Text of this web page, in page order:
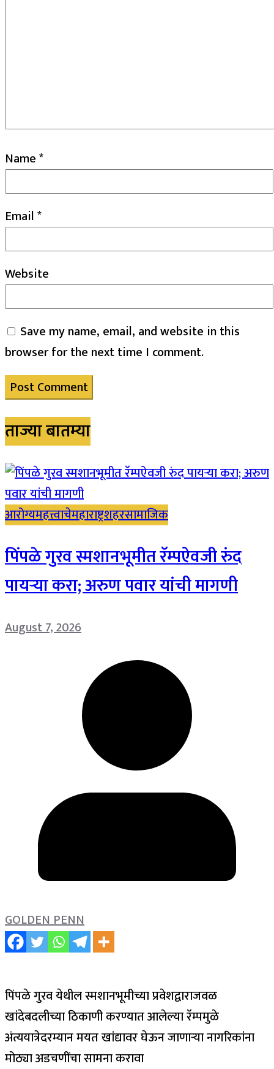
Name*
Email*
Website
Save my name, email, and website in this
browser for the next time I comment.
ताज्या बातम्या
आरोग्यमहत्त्वाचेमहाराष्ट्रशहरसामाजिक
पिंपळे गुरव स्मशानभूमीत रॅम्पऐवजी रुंद
पायऱ्या करा; अरुण पवार यांची मागणी
August 7, 2026
GOLDEN PENN
पिंपळे गुरव येथील स्मशानभूमीच्या प्रवेशद्वाराजवळ
खांदेबदलीच्या ठिकाणी करण्यात आलेल्या रॅम्पमुळे
अंत्ययात्रेदरम्यान मयत खांद्यावर घेऊन जाणाऱ्या नागरिकांना
मोठ्या अडचणींचा सामना करावा